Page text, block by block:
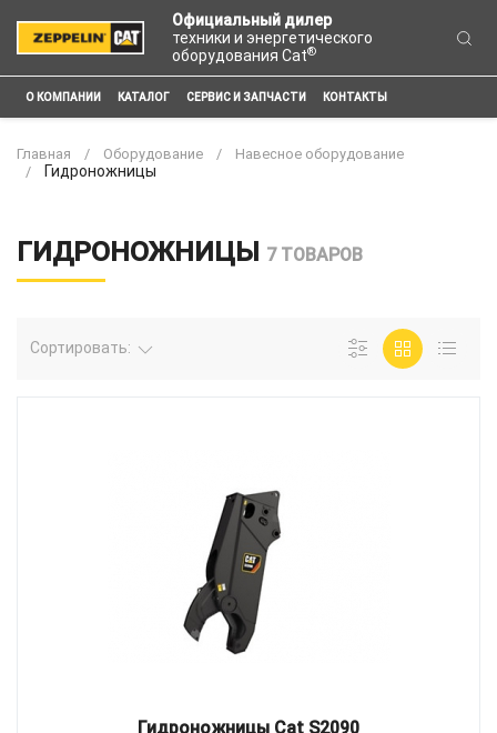
Официальный дилер
техники и энергетического
оборудования Cat®
О КОМПАНИИ КАТАЛОГ СЕРВИС И ЗАПЧАСТИ КОНТАКТЫ
Главная Оборудование Навесное оборудование
Гидроножницы
ГИДРОНОЖНИЦЫ 7 ТОВАРОВ
Сортировать:
Гидроножницы Cat S2090